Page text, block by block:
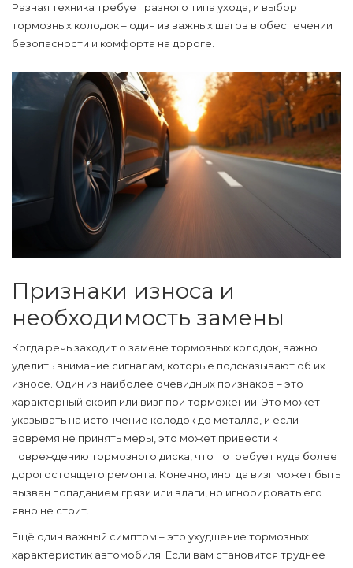
Разная техника требует разного типа ухода, и выбор
тормозных колодок – один из важных шагов в обеспечении
безопасности и комфорта на дороге.
Признаки износа и
необходимость замены
Когда речь заходит о замене тормозных колодок, важно
уделить внимание сигналам, которые подсказывают об их
износе. Один из наиболее очевидных признаков – это
характерный скрип или визг при торможении. Это может
указывать на истончение колодок до металла, и если
вовремя не принять меры, это может привести к
повреждению тормозного диска, что потребует куда более
дорогостоящего ремонта. Конечно, иногда визг может быть
вызван попаданием грязи или влаги, но игнорировать его
явно не стоит.
Ещё один важный симптом – это ухудшение тормозных
характеристик автомобиля. Если вам становится труднее